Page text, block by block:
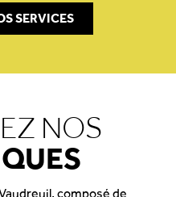
SERVICES
NOS
composé de